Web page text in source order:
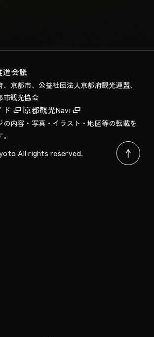
進会議
京都市、公益社団法人京都府観光連盟、
市観光協会
ド 京都観光Navi
内容・写真・イラスト・地図等の転載を
All rights reserved.